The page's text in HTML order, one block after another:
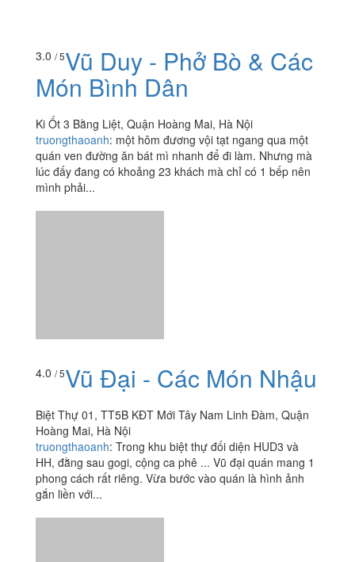
3.0 / 5Vũ Duy - Phở Bò & Các
Món Bình Dân
Ki Ốt 3 Bằng Liệt, Quận Hoàng Mai, Hà Nội
truongthaoanh: một hôm đương vội tạt ngang qua một
quán ven đường ăn bát mì nhanh để đi làm. Nhưng mà
lúc đấy đang có khoảng 23 khách mà chỉ có 1 bếp nên
mình phải...
4.0 / 5Vũ Đại - Các Món Nhậu
Biệt Thự 01, TT5B KĐT Mới Tây Nam Linh Đàm, Quận
Hoàng Mai, Hà Nội
truongthaoanh: Trong khu biệt thự đối diện HUD3 và
HH, đằng sau gogi, cộng ca phê ... Vũ đại quán mang 1
phong cách rất riêng. Vừa bước vào quán là hình ảnh
gắn liền với...